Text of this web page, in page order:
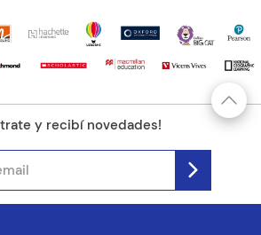
y recibí novedades!